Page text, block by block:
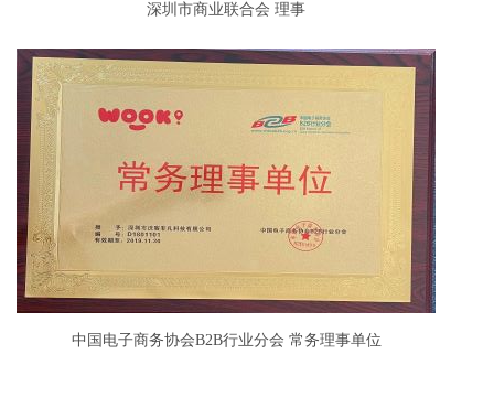
深圳市商业联合会 理事
中国电子商务协会B2B行业分会 常务理事单位